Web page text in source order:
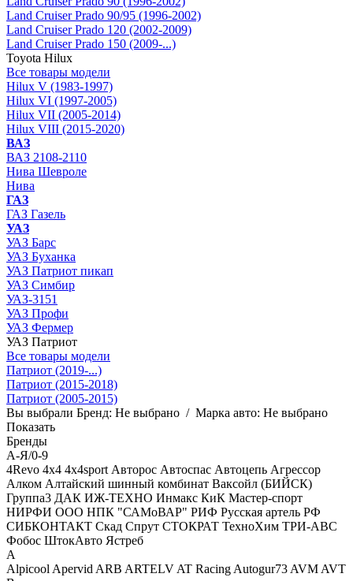
Land Cruiser Prado 90/95 (1996-2002)
Land Cruiser Prado 120 (2002-2009)
Land Cruiser Prado 150 (2009-...)
Toyota Hilux
Все товары модели
Hilux V (1983-1997)
Hilux VI (1997-2005)
Hilux VII (2005-2014)
Hilux VIII (2015-2020)
ВАЗ
ВАЗ 2108-2110
Нива Шевроле
Нива
ГАЗ
ГАЗ Газель
УАЗ
УАЗ Барс
УАЗ Буханка
УАЗ Патриот пикап
УАЗ Симбир
УАЗ-3151
УАЗ Профи
УАЗ Фермер
УАЗ Патриот
Все товары модели
Патриот (2019-...)
Патриот (2015-2018)
Патриот (2005-2015)
Вы выбрали Бренд: Не выбрано / Марка авто: Не выбрано
Показать
Бренды
А-Я/0-9
4Revo 4x4 4x4sport Авторос Автоспас Автоцепь Агрессор
Алком Алтайский шинный комбинат Ваксойл (БИЙСК)
Группа3 ДАК ИЖ-ТЕХНО Инмакс КиК Мастер-спорт
НИРФИ ООО НПК "САМоВАР" РИФ Русская артель РФ
СИБКОНТАКТ Скад Спрут СТОКРАТ ТехноХим ТРИ-АВС
Фобос ШтокАвто Ястреб
A
Alpicool Apervid ARB ARTELV AT Racing Autogur73 AVM AVT